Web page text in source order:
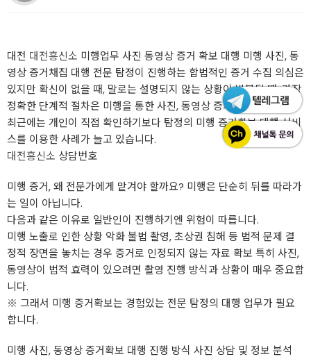
대전 대전흥신소 미행업무 사진 동영상 증거 확보 대행 미행 사진, 동
영상 증거채집 대행 전문 탐정이 진행하는 합법적인 증거 수집 의심은
있지만 확신이 없을 때, 말로는 설명되지 않는 상황이 반복될 때, 가장
정확한 단계적 절차은 미행을 통한 사진, 동영상 증거 확보입니다.
최근에는 개인이 직접 확인하기보다 탐정의 미행 증거확보 대행 서비
스를 이용한 사례가 늘고 있습니다.
대전흥신소 상담번호
미행 증거, 왜 전문가에게 맡겨야 할까요? 미행은 단순히 뒤를 따라가
는 일이 아닙니다.
다음과 같은 이유로 일반인이 진행하기엔 위험이 따릅니다.
미행 노출로 인한 상황 악화 불법 촬영, 초상권 침해 등 법적 문제 결
정적 장면을 놓치는 경우 증거로 인정되지 않는 자료 확보 특히 사진,
동영상이 법적 효력이 있으려면 촬영 진행 방식과 상황이 매우 중요합
니다.
※ 그래서 미행 증거확보는 경험있는 전문 탐정의 대행 업무가 필요
합니다.
미행 사진, 동영상 증거확보 대행 진행 방식 사진 상담 및 정보 분석